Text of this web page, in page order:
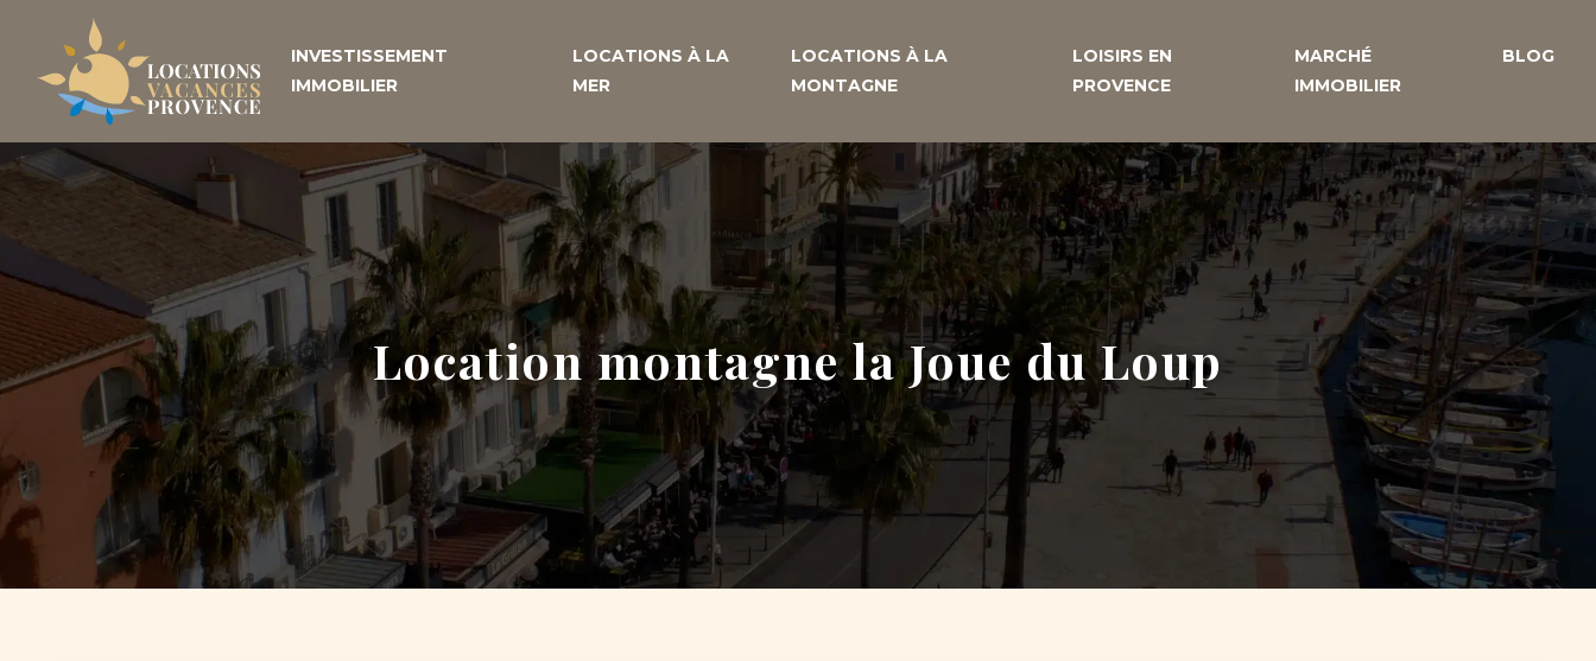
INVESTISSEMENT
IMMOBILIER
LOCATIONS À LA
MER
LOCATIONS À LA
MONTAGNE
LOISIRS EN
PROVENCE
MARCHÉ
IMMOBILIER
BLOG
Location montagne la Joue du Loup